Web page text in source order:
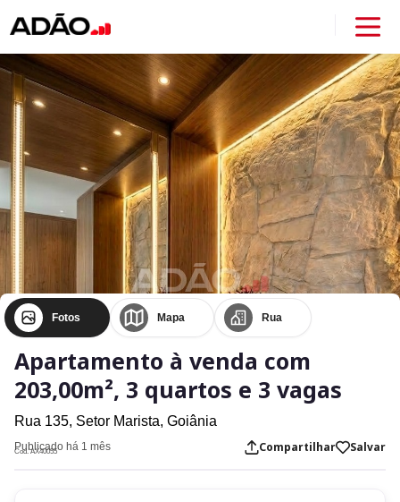
Fotos Mapa Rua
Apartamento à venda com
203,00m², 3 quartos e 3 vagas
Rua 135, Setor Marista, Goiânia
Publicado há 1 mês
Cod. AX40055 Compartilhar Salvar